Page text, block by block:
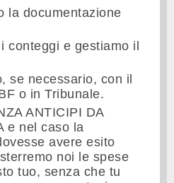
la documentazione
conteggi e gestiamo il
se necessario, con il
o in Tribunale.
ANTICIPI DA
e nel caso la
avere esito
noi le spese
tuo, senza che tu